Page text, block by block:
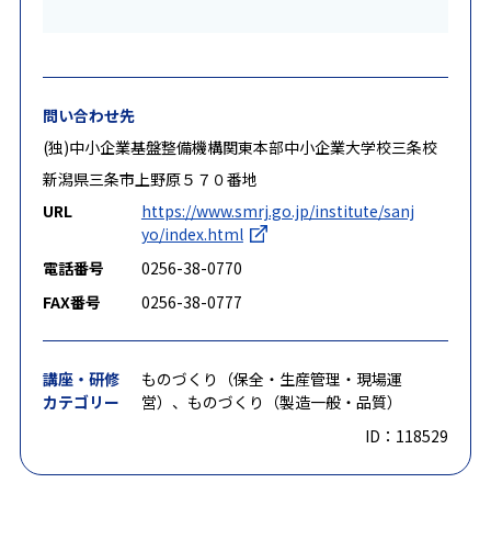
問い合わせ先
(独)中小企業基盤整備機構関東本部中小企業大学校三条校
新潟県三条市上野原５７０番地
URL
https://www.smrj.go.jp/institute/sanj
yo/index.html
電話番号
0256-38-0770
FAX番号
0256-38-0777
講座・研修
カテゴリー
ものづくり（保全・生産管理・現場運
営）、ものづくり（製造一般・品質）
ID：118529